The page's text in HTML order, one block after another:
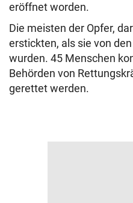
eröffnet worden.
Die meisten der Opfer,
erstickten, als sie von
wurden. 45 Menschen
Behörden von
gerettet werden.